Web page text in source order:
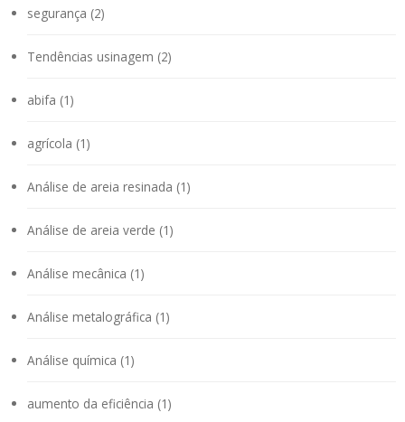
segurança (2)
Tendências usinagem (2)
abifa (1)
agrícola (1)
Análise de areia resinada (1)
Análise de areia verde (1)
Análise mecânica (1)
Análise metalográfica (1)
Análise química (1)
aumento da eficiência (1)